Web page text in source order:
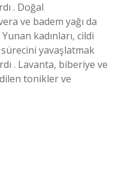
. Doğal
ve badem yağı da
kadınları, cildi
yavaşlatmak
. Lavanta, biberiye ve
tonikler ve